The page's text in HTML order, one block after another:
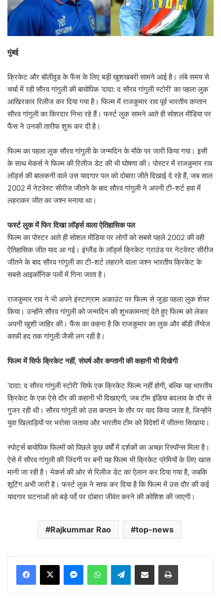
मुंबई
क्रिकेट और बॉलीवुड के फैंस के लिए बड़ी खुशखबरी सामने आई है। लंबे समय से
चर्चा में रही सौरव गांगुली की बायोपिक ‘दादा: द सौरव गांगुली स्टोरी’ का पहला लुक
आखिरकार रिलीज कर दिया गया है। फिल्म में राजकुमार राव पूर्व भारतीय कप्तान
सौरव गांगुली का किरदार निभा रहे हैं। फर्स्ट लुक सामने आते ही सोशल मीडिया पर
फैंस ने उनकी तारीफ शुरू कर दी है।
फिल्म का पहला लुक सौरव गांगुली के जन्मदिन के मौके पर जारी किया गया। इसी
के साथ मेकर्स ने फिल्म की रिलीज डेट की भी घोषणा की। पोस्टर में राजकुमार राव
लॉर्ड्स की बालकनी वाले उस यादगार पल को दोबारा जीते दिखाई दे रहे हैं, जब साल
2002 में नेटवेस्ट सीरीज जीतने के बाद सौरव गांगुली ने अपनी टी-शर्ट हवा में
लहराकर जीत का जश्न मनाया था।
फर्स्ट लुक में फिर दिखा लॉर्ड्स वाला ऐतिहासिक पल
फिल्म का पोस्टर आते ही सोशल मीडिया पर लोगों को सबसे पहले 2002 की वही
ऐतिहासिक जीत याद आ गई। इंग्लैंड के लॉर्ड्स क्रिकेट ग्राउंड पर नेटवेस्ट सीरीज
जीतने के बाद सौरव गांगुली का टी-शर्ट लहराने वाला जश्न भारतीय क्रिकेट के
सबसे आइकॉनिक पलों में गिना जाता है।
राजकुमार राव ने भी अपने इंस्टाग्राम अकाउंट पर फिल्म से जुड़ा पहला लुक शेयर
किया। उन्होंने सौरव गांगुली को जन्मदिन की शुभकामनाएं देते हुए फिल्म को लेकर
अपनी खुशी जाहिर की। फैंस का कहना है कि राजकुमार का लुक और बॉडी लैंग्वेज
काफी हद तक गांगुली जैसी लग रही है।
फिल्म में सिर्फ क्रिकेट नहीं, संघर्ष और कप्तानी की कहानी भी दिखेगी
‘दादा: द सौरव गांगुली स्टोरी’ सिर्फ एक क्रिकेट फिल्म नहीं होगी, बल्कि यह भारतीय
क्रिकेट के एक ऐसे दौर की कहानी भी दिखाएगी, जब टीम इंडिया बदलाव के दौर से
गुजर रही थी। सौरव गांगुली को उस कप्तान के तौर पर याद किया जाता है, जिन्होंने
युवा खिलाड़ियों पर भरोसा जताया और भारतीय टीम को विदेशों में जीतना सिखाया।
स्पोर्ट्स बायोपिक फिल्मों को पिछले कुछ वर्षों में दर्शकों का अच्छा रिस्पॉन्स मिला है।
ऐसे में सौरव गांगुली की जिंदगी पर बनी यह फिल्म भी क्रिकेट प्रेमियों के लिए खास
मानी जा रही है। मेकर्स की ओर से रिलीज डेट का ऐलान कर दिया गया है, जबकि
शूटिंग अभी जारी है। फर्स्ट लुक ने साफ कर दिया है कि फिल्म में उस दौर की कई
यादगार घटनाओं को बड़े पर्दे पर दोबारा जीवंत करने की कोशिश की जाएगी।
Rajkummar Rao top-news
MessengerWhatsAppTelegramShare via Email Print